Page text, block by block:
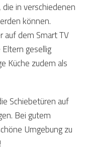
in verschiedenen
können.
auf dem Smart TV
gesellig
Küche zudem als
Schiebetüren auf
Bei gutem
Umgebung zu